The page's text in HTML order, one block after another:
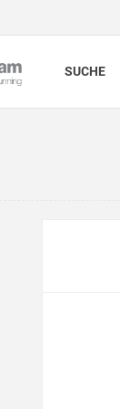
SUCHE